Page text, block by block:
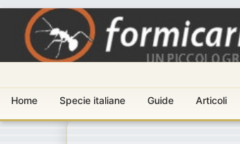
Home Specie italiane Guide Articoli